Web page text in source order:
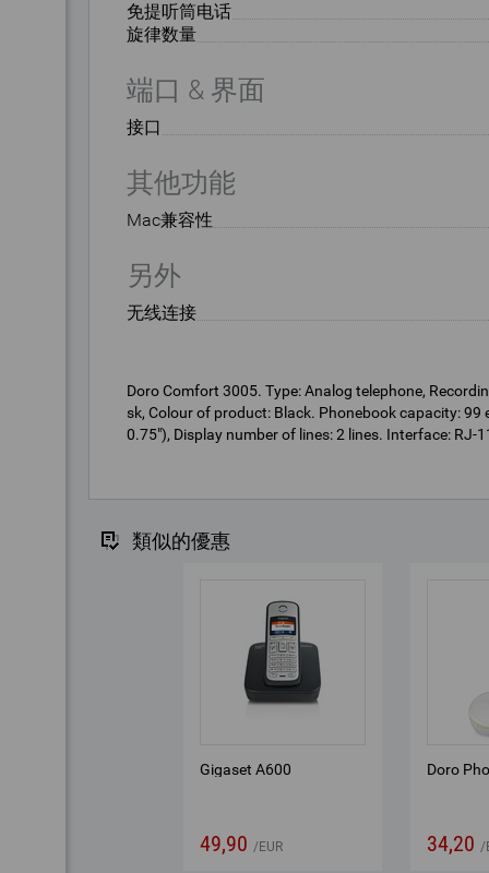
免提听筒电话
旋律数量
端口 & 界面
接口
其他功能
Mac兼容性
另外
无线连接
Doro Comfort 3005. Type: Analog telephone,
sk, Colour of product: Black. Phonebook capacity:
0.75"), Display number of lines: 2 lines. Interface: RJ-
類似的優惠
Gigaset A600
49,90 EUR
Doro
34,20